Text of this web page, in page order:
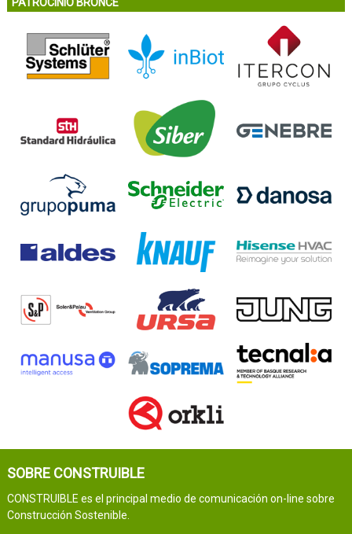
PATROCINIO BRONCE
SOBRE CONSTRUIBLE
CONSTRUIBLE es el principal medio de comunicación on-line sobre
Construcción Sostenible.